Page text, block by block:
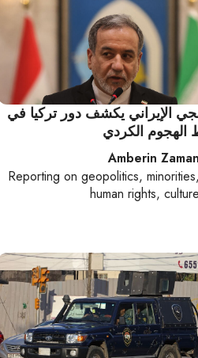
الإيراني يكشف دور تركيا في
الهجوم الكردي
Amberin Zaman
Reporting on geopolitics, minorities,
human rights, culture